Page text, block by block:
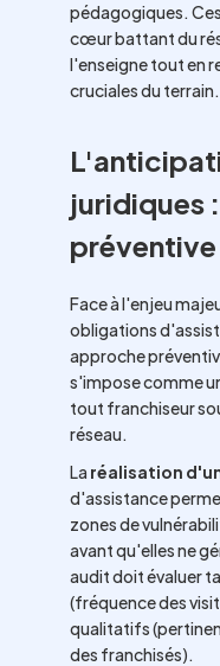
pédagogiques.
cœur battant du
l'enseigne tout en
cruciales du terrain.
juridiques
Face à l'enjeu
obligations
approche
s'impose comme
tout franchiseur
réseau.
La réalisation
d'assistance
zones de
avant qu'elles ne
audit doit évaluer
(fréquence des
qualitatifs
des franchisés).